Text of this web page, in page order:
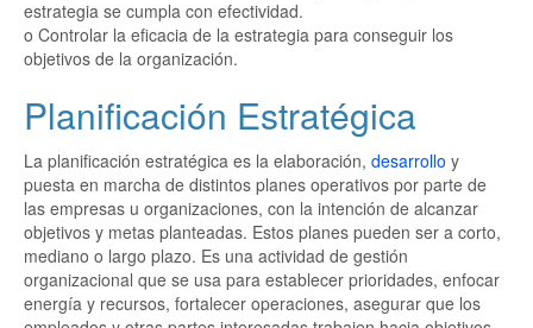
estrategia se cumpla con efectividad.
o Controlar la eficacia de la estrategia para conseguir los
objetivos de la organización.
Planificación Estratégica
La planificación estratégica es la elaboración, desarrollo y
puesta en marcha de distintos planes operativos por parte de
las empresas u organizaciones, con la intención de alcanzar
objetivos y metas planteadas. Estos planes pueden ser a corto,
mediano o largo plazo. Es una actividad de gestión
organizacional que se usa para establecer prioridades, enfocar
energía y recursos, fortalecer operaciones, asegurar que los